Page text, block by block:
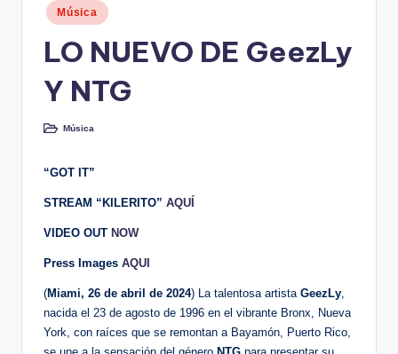
Publicado
en
Música
LO NUEVO DE GeezLy
Y NTG
Publicado
Música
“GOT IT”
STREAM “KILERITO” AQUÍ
VIDEO OUT NOW
Press Images AQUI
(Miami, 26 de abril de 2024) La talentosa artista GeezLy
nacida el 23 de agosto de 1996 en el vibrante Bronx, Nueva
York, con raíces que se remontan a Bayamón, Puerto Rico,